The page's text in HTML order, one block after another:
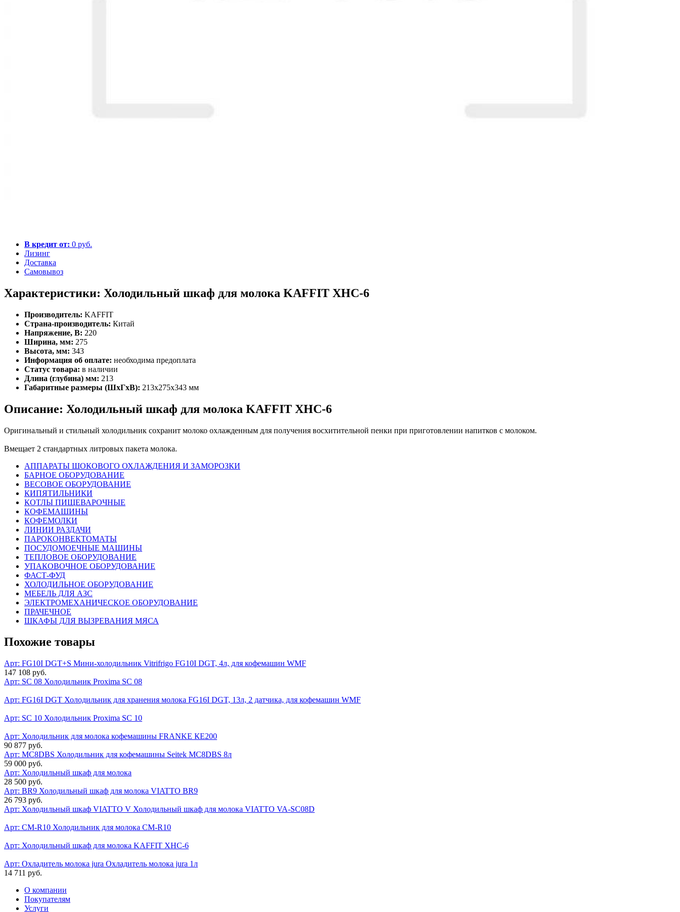
В кредит от: 0 руб.
Лизинг
Доставка
Самовывоз
Характеристики: Холодильный шкаф для молока KAFFIT XHC-6
Производитель: KAFFIT
Страна-производитель: Китай
Напряжение, В: 220
Ширина, мм: 275
Высота, мм: 343
Информация об оплате: необходима предоплата
Статус товара: в наличии
Длина (глубина) мм: 213
Габаритные размеры (ШхГхВ): 213x275x343 мм
Описание: Холодильный шкаф для молока KAFFIT XHC-6
Оригинальный и стильный холодильник сохранит молоко охлажденным для получения восхитительной пенки при приготовлении напитков с молоком.
Вмещает 2 стандартных литровых пакета молока.
АППАРАТЫ ШОКОВОГО ОХЛАЖДЕНИЯ И ЗАМОРОЗКИ
БАРНОЕ ОБОРУДОВАНИЕ
ВЕСОВОЕ ОБОРУДОВАНИЕ
КИПЯТИЛЬНИКИ
КОТЛЫ ПИЩЕВАРОЧНЫЕ
КОФЕМАШИНЫ
КОФЕМОЛКИ
ЛИНИИ РАЗДАЧИ
ПАРОКОНВЕКТОМАТЫ
ПОСУДОМОЕЧНЫЕ МАШИНЫ
ТЕПЛОВОЕ ОБОРУДОВАНИЕ
УПАКОВОЧНОЕ ОБОРУДОВАНИЕ
ФАСТ-ФУД
ХОЛОДИЛЬНОЕ ОБОРУДОВАНИЕ
МЕБЕЛЬ ДЛЯ АЗС
ЭЛЕКТРОМЕХАНИЧЕСКОЕ ОБОРУДОВАНИЕ
ПРАЧЕЧНОЕ
ШКАФЫ ДЛЯ ВЫЗРЕВАНИЯ МЯСА
Похожие товары
Арт: FG10I DGT+S Мини-холодильник Vitrifrigo FG10I DGT, 4л, для кофемашин WMF
147 108 руб.
Арт: SC 08 Холодильник Proxima SC 08
Арт: FG16I DGT Холодильник для хранения молока FG16I DGT, 13л, 2 датчика, для кофемашин WMF
Арт: SC 10 Холодильник Proxima SC 10
Арт: Холодильник для молока кофемашины FRANKE КЕ200
90 877 руб.
Арт: MC8DBS Холодильник для кофемашины Seitek MC8DBS 8л
59 000 руб.
Арт: Холодильный шкаф для молока
28 500 руб.
Арт: BR9 Холодильный шкаф для молока VIATTO BR9
26 793 руб.
Арт: Холодильный шкаф VIATTO V Холодильный шкаф для молока VIATTO VA-SC08D
Арт: CM-R10 Холодильник для молока CM-R10
Арт: Холодильный шкаф для молока KAFFIT XHC-6
Арт: Охладитель молока jura Охладитель молока jura 1л
14 711 руб.
О компании
Покупателям
Услуги